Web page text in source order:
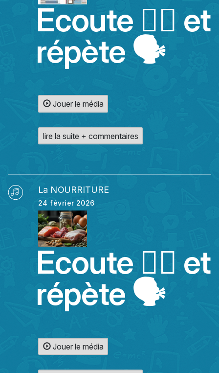
Ecoute 👂🏻 et
répète 🗣️
Jouer le média
lire la suite + commentaires
La NOURRITURE
24 février 2026
Ecoute 👂🏻 et
répète 🗣️
Jouer le média